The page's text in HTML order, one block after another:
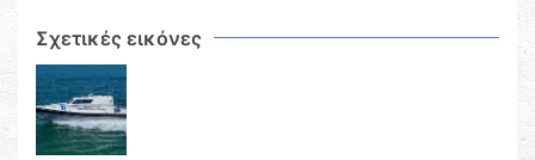
Σχετικές εικόνες